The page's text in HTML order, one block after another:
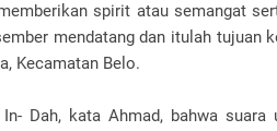
spirit atau semangat
mendatang dan itulah tujuan
Kecamatan Belo.
Dah, kata Ahmad, bahwa